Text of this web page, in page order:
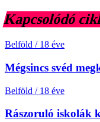
Kapcsolódó
Belföld / 18 éve
Mégsincs svéd
Belföld / 18 éve
Rászoruló iskolák